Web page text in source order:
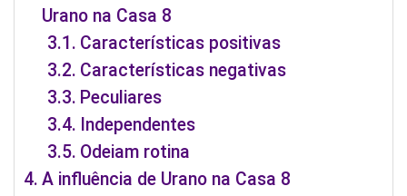
Urano na Casa 8
Características positivas
Características negativas
Peculiares
Independentes
Odeiam rotina
A influência de Urano na Casa 8